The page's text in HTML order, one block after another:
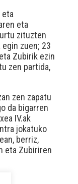
eta
eta
zituzten
egin zuen; 23
Zubirik ezin
zen partida,
zen zapatu
da bigarren
IV.ak
jokatuko
berriz,
eta Zubiriren